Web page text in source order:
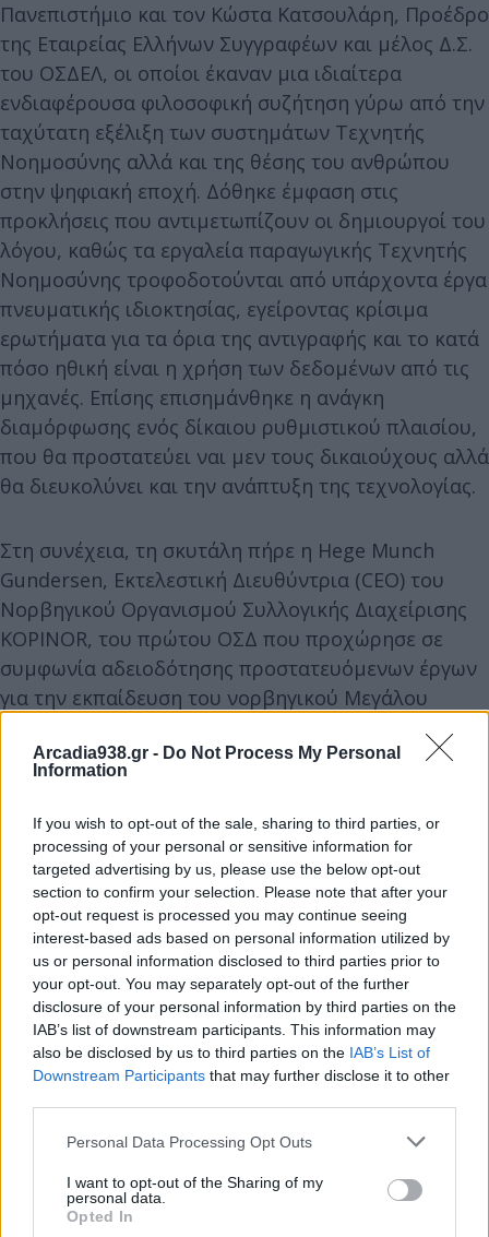
Arcadia938.gr - Do Not Process My Personal
Information
If you wish to opt-out of the sale, sharing to third parties, or
processing of your personal or sensitive information for
targeted advertising by us, please use the below opt-out
section to confirm your selection. Please note that after your
opt-out request is processed you may continue seeing
interest-based ads based on personal information utilized by
us or personal information disclosed to third parties prior to
your opt-out. You may separately opt-out of the further
disclosure of your personal information by third parties on the
IAB’s list of downstream participants. This information may
also be disclosed by us to third parties on the IAB’s List of
Downstream Participants that may further disclose it to other
Personal Data Processing Opt Outs
I want to opt-out of the Sharing of my
personal data.
Opted In
Πανεπιστήμιο και τον Κώστα Κατσουλάρη, Προέδρο
της Εταιρείας Ελλήνων Συγγραφέων και μέλος Δ.Σ.
του ΟΣΔΕΛ, οι οποίοι έκαναν μια ιδιαίτερα
ενδιαφέρουσα φιλοσοφική συζήτηση γύρω από την
ταχύτατη εξέλιξη των συστημάτων Τεχνητής
Νοημοσύνης αλλά και της θέσης του ανθρώπου
στην ψηφιακή εποχή. Δόθηκε έμφαση στις
προκλήσεις που αντιμετωπίζουν οι δημιουργοί του
λόγου, καθώς τα εργαλεία παραγωγικής Τεχνητής
Νοημοσύνης τροφοδοτούνται από υπάρχοντα έργα
πνευματικής ιδιοκτησίας, εγείροντας κρίσιμα
ερωτήματα για τα όρια της αντιγραφής και το κατά
πόσο ηθική είναι η χρήση των δεδομένων από τις
μηχανές. Επίσης επισημάνθηκε η ανάγκη
διαμόρφωσης ενός δίκαιου ρυθμιστικού πλαισίου,
που θα προστατεύει ναι μεν τους δικαιούχους αλλά
θα διευκολύνει και την ανάπτυξη της τεχνολογίας.
Στη συνέχεια, τη σκυτάλη πήρε η Hege Munch
Gundersen, Εκτελεστική Διευθύντρια (CEO) του
Νορβηγικού Οργανισμού Συλλογικής Διαχείρισης
KOPINOR, του πρώτου ΟΣΔ που προχώρησε σε
συμφωνία αδειοδότησης προστατευόμενων έργων
για την εκπαίδευση του νορβηγικού Μεγάλου
παρουσίασή της σχετικά με τις συμφωνίες με την
εκπαίδευση γλωσσικών μοντέλων μεγάλης
κλίμακας, μίλησε για τους λόγους που οδήγησαν
στη σύναψη της συμφωνίας, καθώς και για τα
βήματα που
ακολουθήθηκαν μέχρι την ολοκλήρωσή της.
Χαρακτηριστικά ανέφερε: «Η χορήγηση αδειών
χρήσης Τεχνητής Νοημοσύνης δεν πρέπει να
αποτελεί επιλογή μεταξύ καινοτομίας και
δικαιωμάτων. Η πραγματική πρόκληση είναι να
βασιστεί η καινοτομία στα δικαιώματα — με άδεια,
αμοιβή και έλεγχο».
Ακολούθησαν δύο θεματικά πάνελ, ένα για το
βιβλίο και ένα για τον Τύπο, με ουσιαστικό διάλογο